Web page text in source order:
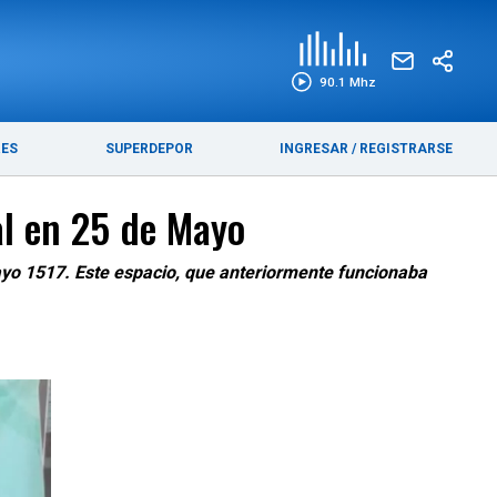
90.1 Mhz
SUPERDEPOR INGRESAR / REGISTRARSE
en 25 de Mayo
1517. Este espacio, que anteriormente funcionaba